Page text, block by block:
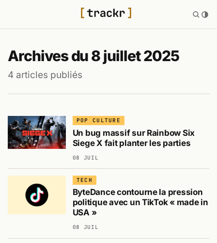
Archives du 8 juillet 2025
4 articles publiés
POP CULTURE
Un bug massif sur Rainbow Six
Siege X fait planter les parties
08 JUIL
TECH
ByteDance contourne la pression
politique avec un TikTok « made in
USA »
08 JUIL